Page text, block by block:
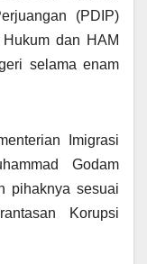
(PDIP)
dan HAM
selama enam
Imigrasi
Godam
pihaknya sesuai
Korupsi